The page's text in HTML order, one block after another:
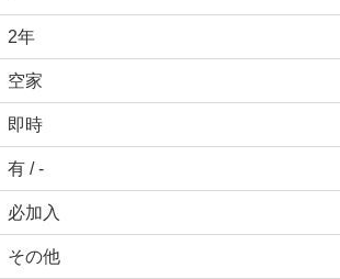
2年
空家
即時
有 / -
必加入
その他